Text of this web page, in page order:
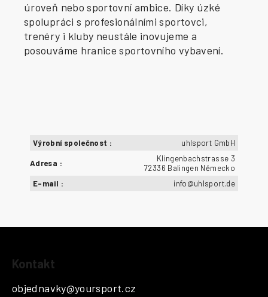
úroveň nebo sportovní ambice. Díky úzké
spolupráci s profesionálními sportovci,
trenéry i kluby neustále inovujeme a
posouváme hranice sportovního vybavení.
Výrobní společnost : uhlsport GmbH
Adresa :
Klingenbachstrasse 3
72336 Balingen Německo
E-mail : info@uhlsport.de
Kontakt
objednavky@yoursport.cz